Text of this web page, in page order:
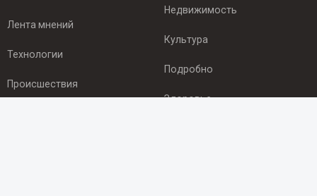
Лента мнений
Технологии
Происшествия
Недвижимость
Культура
Подробно
Здоровье